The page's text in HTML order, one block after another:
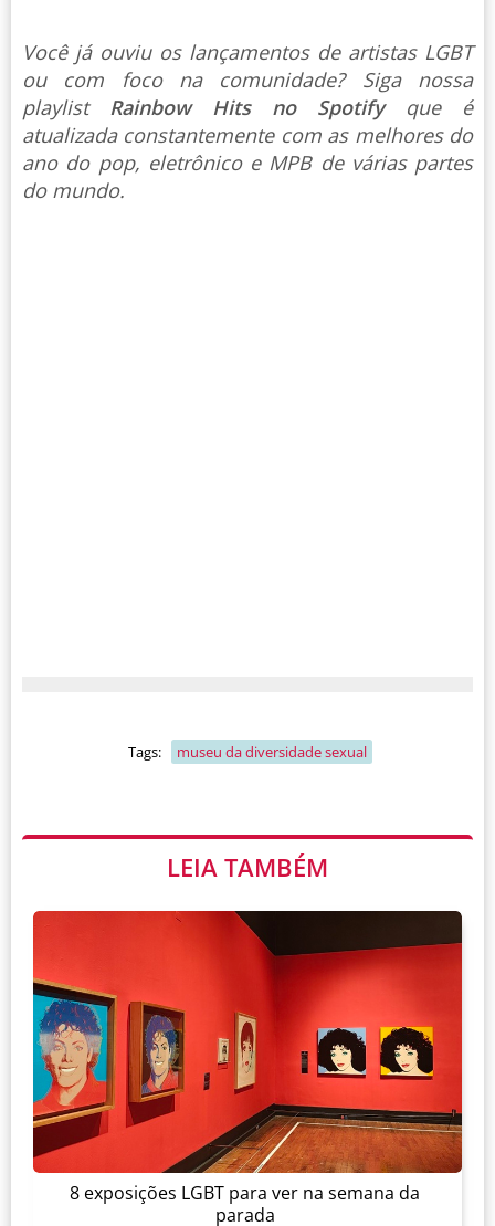
Você já ouviu os lançamentos de artistas LGBT
ou com foco na comunidade? Siga nossa
playlist Rainbow Hits no Spotify que é
atualizada constantemente com as melhores do
ano do pop, eletrônico e MPB de várias partes
do mundo.
Tags: museu da diversidade sexual
LEIA TAMBÉM
8 exposições LGBT para ver na semana da
parada